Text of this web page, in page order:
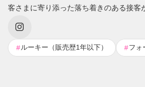
客さまに寄り添った落ち着きのある接客
客やコーディネートなどを通して
ださってる方、まだ知らない方にも魅力
に頑張ります！！
#ルーキー（販売歴1年以下） #フォ